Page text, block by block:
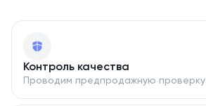
Контроль качества
Проводим предпродажную